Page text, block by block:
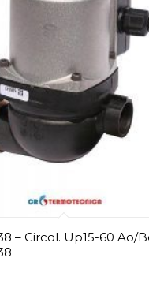
– Circol. Up15-60 Ao/